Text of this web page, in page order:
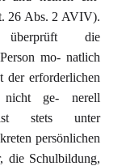
26 Abs. 2 AVIV).
die
mo- natlich
erforderlichen
nicht ge- nerell
stets unter
persönlichen
die Schulbildung,